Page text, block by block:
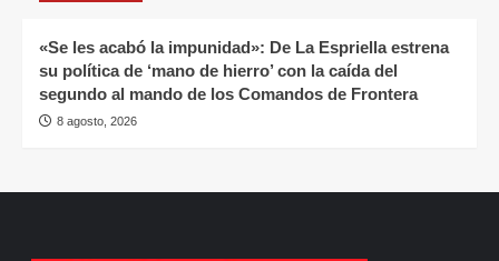
«Se les acabó la impunidad»: De La Espriella estrena
su política de ‘mano de hierro’ con la caída del
segundo al mando de los Comandos de Frontera
8 agosto, 2026